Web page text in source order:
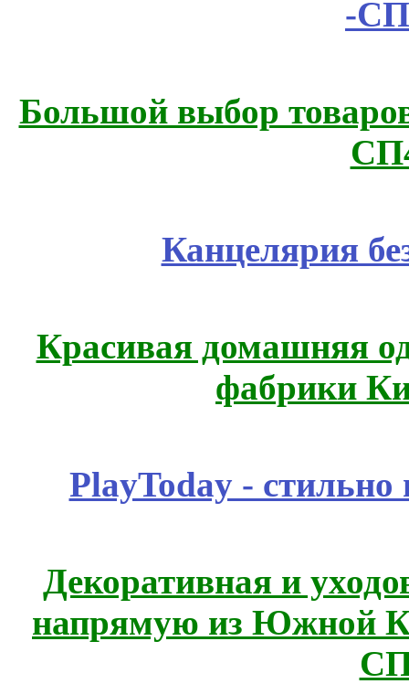
-
Большой выбор
Канцелярия
Красивая домашняя
фабрики
PlayToday -
Декоративная и
напрямую из